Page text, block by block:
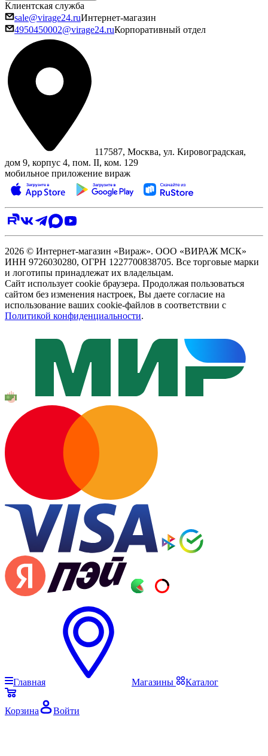
Клиентская служба
sale@virage24.ruИнтернет-магазин
4950450002@virage24.ruКорпоративный отдел
117587, Москва, ул. Кировоградская,
дом 9, корпус 4, пом. II, ком. 129
мобильное приложение вираж
2026 © Интернет-магазин «Вираж». ООО «ВИРАЖ МСК»
ИНН 9726030280, ОГРН 1227700838705. Все торговые марки
и логотипы принадлежат их владельцам.
Сайт использует cookie браузера. Продолжая пользоваться
сайтом без изменения настроек, Вы даете согласие на
использование ваших cookie-файлов в соответствии с
Политикой конфиденциальности.
Главная Магазины Каталог
Корзина Войти